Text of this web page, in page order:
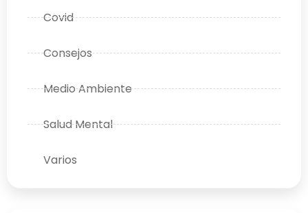
Covid
Consejos
Medio Ambiente
Salud Mental
Varios